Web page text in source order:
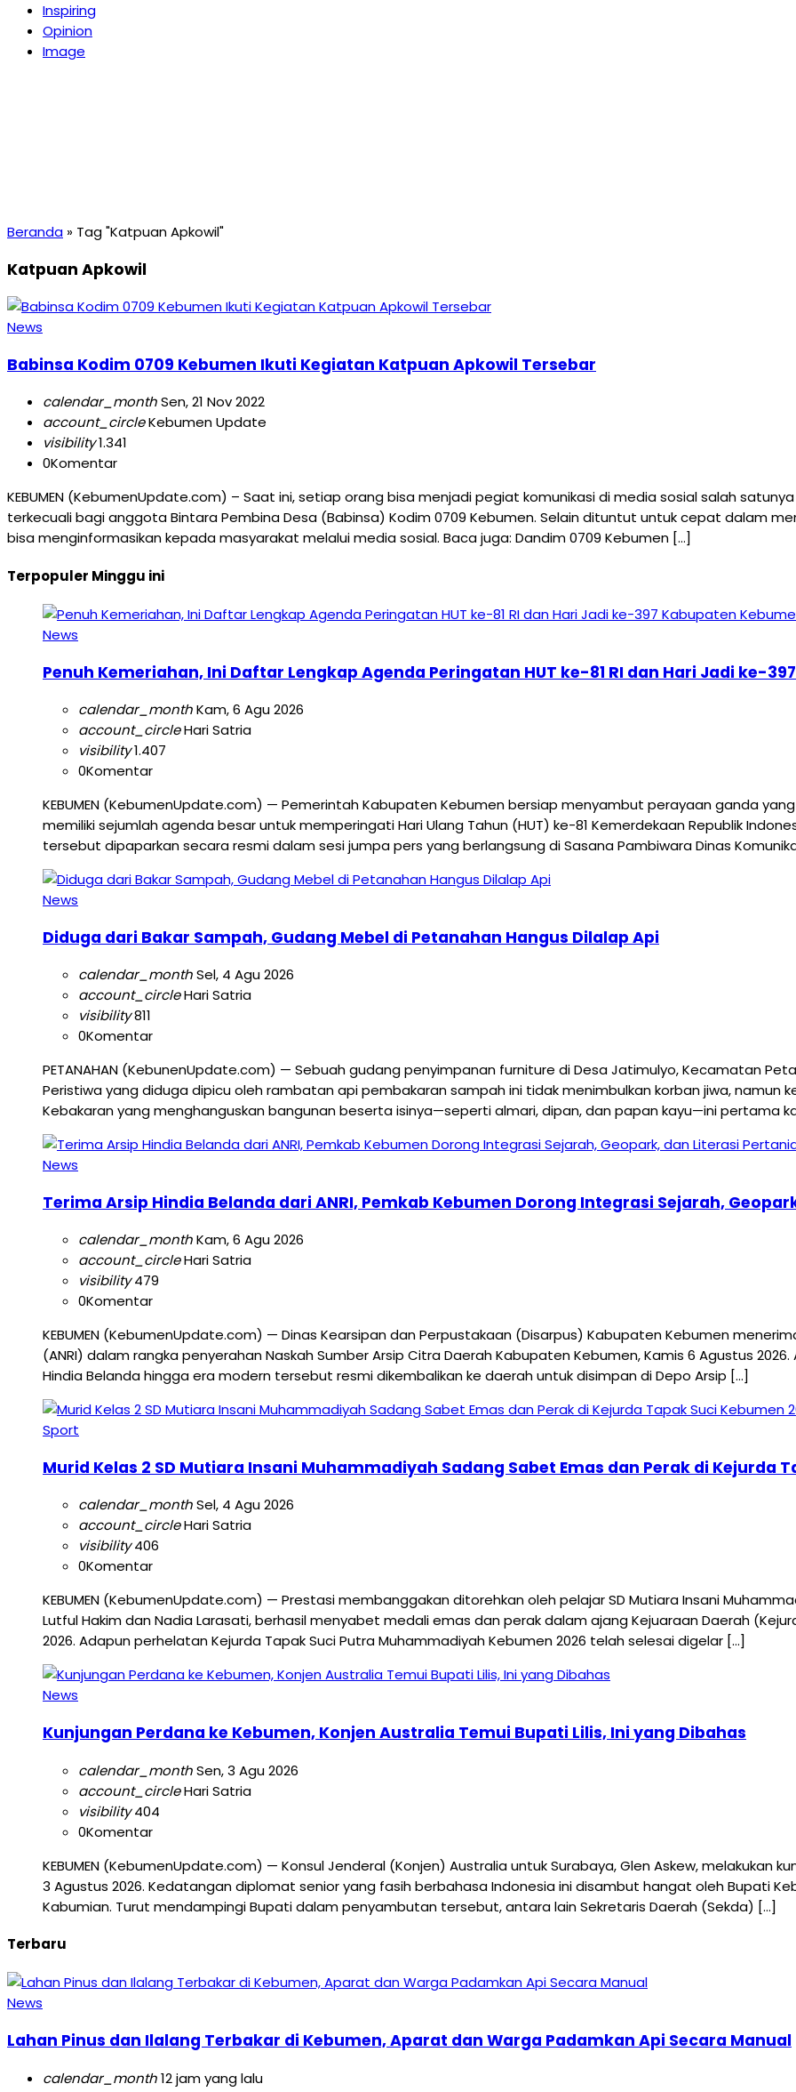
Inspiring
Opinion
Image
Beranda » Tag "Katpuan Apkowil"
Katpuan Apkowil
News
Babinsa Kodim 0709 Kebumen Ikuti Kegiatan Katpuan Apkowil Tersebar
calendar_monthSen, 21 Nov 2022
account_circleKebumen Update
visibility1.341
0Komentar
KEBUMEN (KebumenUpdate.com) – Saat ini, setiap orang bisa menjadi pegiat komunikasi di media sosial salah
terkecuali bagi anggota Bintara Pembina Desa (Babinsa) Kodim 0709 Kebumen. Selain dituntut untuk cepat dalam
bisa menginformasikan kepada masyarakat melalui media sosial. Baca juga: Dandim 0709 Kebumen […]
Terpopuler Minggu ini
News
Penuh Kemeriahan, Ini Daftar Lengkap Agenda Peringatan HUT ke-81 RI dan Hari Jadi ke-
calendar_monthKam, 6 Agu 2026
account_circleHari Satria
visibility1.407
0Komentar
KEBUMEN (KebumenUpdate.com) — Pemerintah Kabupaten Kebumen bersiap menyambut perayaan ganda
memiliki sejumlah agenda besar untuk memperingati Hari Ulang Tahun (HUT) ke-81 Kemerdekaan Republik
tersebut dipaparkan secara resmi dalam sesi jumpa pers yang berlangsung di Sasana Pambiwara Dinas
News
Diduga dari Bakar Sampah, Gudang Mebel di Petanahan Hangus Dilalap Api
calendar_monthSel, 4 Agu 2026
account_circleHari Satria
visibility811
0Komentar
PETANAHAN (KebunenUpdate.com) — Sebuah gudang penyimpanan furniture di Desa Jatimulyo, Kecamatan
Peristiwa yang diduga dipicu oleh rambatan api pembakaran sampah ini tidak menimbulkan korban jiwa, namun
Kebakaran yang menghanguskan bangunan beserta isinya—seperti almari, dipan, dan papan kayu—ini pertama
News
Terima Arsip Hindia Belanda dari ANRI, Pemkab Kebumen Dorong Integrasi Sejarah,
calendar_monthKam, 6 Agu 2026
account_circleHari Satria
visibility479
0Komentar
KEBUMEN (KebumenUpdate.com) — Dinas Kearsipan dan Perpustakaan (Disarpus) Kabupaten Kebumen
(ANRI) dalam rangka penyerahan Naskah Sumber Arsip Citra Daerah Kabupaten Kebumen, Kamis 6 Agustus
Hindia Belanda hingga era modern tersebut resmi dikembalikan ke daerah untuk disimpan di Depo Arsip […]
Sport
Murid Kelas 2 SD Mutiara Insani Muhammadiyah Sadang Sabet Emas dan Perak di Kejurda
calendar_monthSel, 4 Agu 2026
account_circleHari Satria
visibility406
0Komentar
KEBUMEN (KebumenUpdate.com) — Prestasi membanggakan ditorehkan oleh pelajar SD Mutiara Insani
Lutful Hakim dan Nadia Larasati, berhasil menyabet medali emas dan perak dalam ajang Kejuaraan Daerah
2026. Adapun perhelatan Kejurda Tapak Suci Putra Muhammadiyah Kebumen 2026 telah selesai digelar […]
News
Kunjungan Perdana ke Kebumen, Konjen Australia Temui Bupati Lilis, Ini yang Dibahas
calendar_monthSen, 3 Agu 2026
account_circleHari Satria
visibility404
0Komentar
KEBUMEN (KebumenUpdate.com) — Konsul Jenderal (Konjen) Australia untuk Surabaya, Glen Askew, melakukan
3 Agustus 2026. Kedatangan diplomat senior yang fasih berbahasa Indonesia ini disambut hangat oleh Bupati
Kabumian. Turut mendampingi Bupati dalam penyambutan tersebut, antara lain Sekretaris Daerah (Sekda) […]
Terbaru
News
Lahan Pinus dan Ilalang Terbakar di Kebumen, Aparat dan Warga Padamkan Api Secara Manual
calendar_month12 jam yang lalu